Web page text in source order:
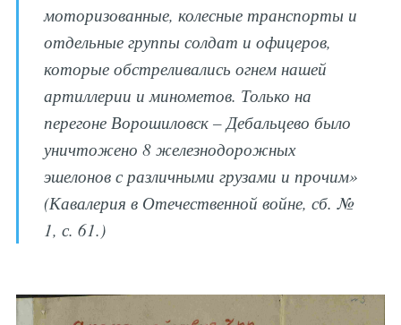
моторизованные, колесные транспорты и
отдельные группы солдат и офицеров,
которые обстреливались огнем нашей
артиллерии и минометов. Только на
перегоне Ворошиловск – Дебальцево было
уничтожено 8 железнодорожных
эшелонов с различными грузами и прочим»
(Кавалерия в Отечественной войне, сб. №
1, с. 61.)